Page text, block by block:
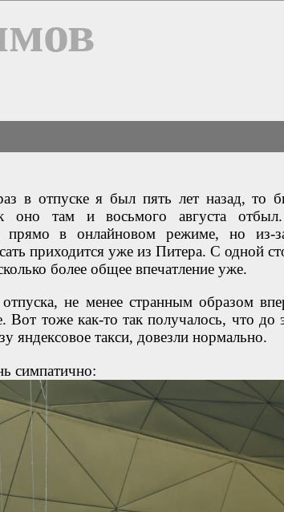
в отпуске я был пять лет назад, то
оно там и восьмого августа отбыл.
прямо в онлайновом режиме, но из-
приходится уже из Питера. С одной
более общее впечатление уже.
не менее странным образом
Вот тоже как-то так получалось, что до
яндексовое такси, довезли нормально.
симпатично: